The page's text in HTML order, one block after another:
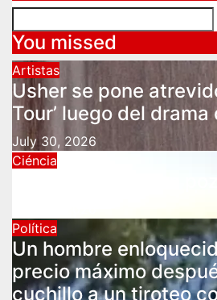
You missed
Artistas
Usher se pone
Tour’ luego del
July 30, 2026
Ciéncia
Política
Un hombre
precio máximo
cuchillo a un tiroteo